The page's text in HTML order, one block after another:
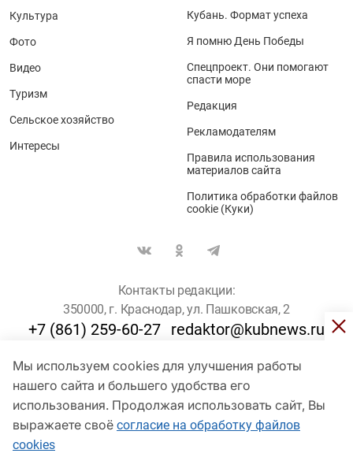
Мы используем cookies для улучшения работы
нашего сайта и большего удобства его
использования. Продолжая использовать сайт, Вы
выражаете своё согласие на обработку файлов
cookies
Культура
Фото
Видео
Туризм
Сельское хозяйство
Интересы
Кубань. Формат успеха
Я помню День Победы
Спецпроект. Они помогают
спасти море
Редакция
Рекламодателям
Правила использования
материалов сайта
Политика обработки файлов
cookie (Куки)
Контакты редакции:
350000, г. Краснодар, ул. Пашковская, 2
+7 (861) 259-60-27 redaktor@kubnews.ru
Для пользователей старше 16 лет
© Кубанские Новости, 2017
Сетевое издание «kubnews» зарегистрировано Федеральной
службой по надзору в сфере связи, информационных технологий
и массовых коммуникаций (Роскомнадзор). Регистрационный